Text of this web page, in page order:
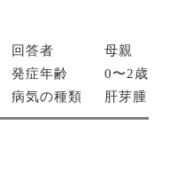
回答者
母親
発症年齢
0〜2歳
病気の種類
肝芽腫